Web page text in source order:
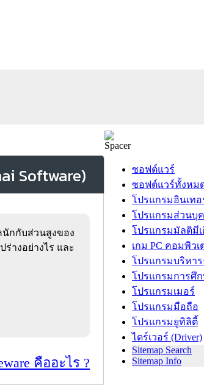
นักกับส่วนสูงของ
างอย่างไร และ
คืออะไร ?
ซอฟต์แวร์
ซอฟต์แวร์ทั้งหม
โปรแกรมอินเทอ
โปรแกรมส่วนบุ
โปรแกรมมัลติมีเ
เกม PC คอมพิวเ
โปรแกรมบริหา
โปรแกรมการศึ
โปรแกรมเมอร์
โปรแกรมมือถือ
โปรแกรมยูทิลิตี้
ไดร์เวอร์ (Driver)
Sitemap Search
Sitemap Info